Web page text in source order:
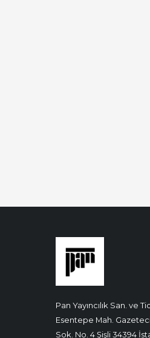
Pan Yayıncılık San. ve
Esentepe Mah.
Sok. No. 4 Şişli 34394